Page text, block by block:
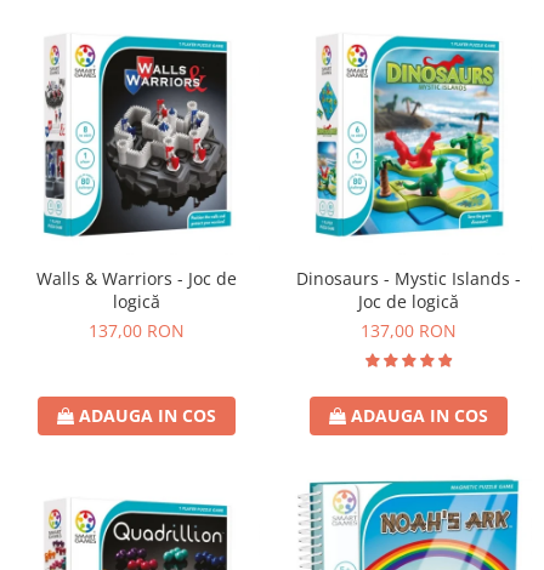
Walls & Warriors - Joc de
logică
137,00 RON
ADAUGA IN COS
Dinosaurs - Mystic Islands -
Joc de logică
137,00 RON
ADAUGA IN COS